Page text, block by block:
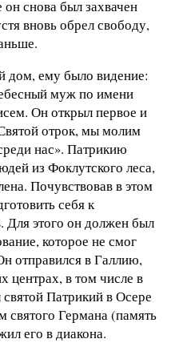
снова был захвачен
вновь обрел свободу,
дом, ему было видение:
муж по имени
Он открыл первое и
отрок, мы молим
нас». Патрикию
из Фоклутского леса,
Почувствовав в этом
себя к
Для этого он должен был
которое не смог
отправился в Галлию,
центрах, в том числе в
Патрикий в Осере
святого Германа (память
его в диакона.